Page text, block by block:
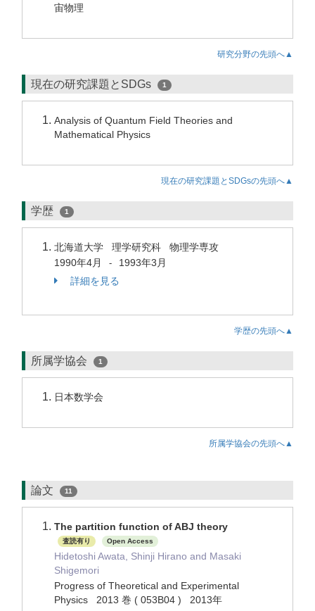
宙物理
研究分野の先頭へ▲
現在の研究課題とSDGs 1
Analysis of Quantum Field Theories and
Mathematical Physics
現在の研究課題とSDGsの先頭へ▲
学歴 1
北海道大学 理学研究科 物理学専攻
1990年4月
-
1993年3月
詳細を見る
学歴の先頭へ▲
所属学協会 1
日本数学会
所属学協会の先頭へ▲
論文 11
The partition function of ABJ theory
査読有り Open Access
Hidetoshi Awata, Shinji Hirano and Masaki
Shigemori
Progress of Theoretical and Experimental
Physics 2013 巻 ( 053B04 ) 2013年